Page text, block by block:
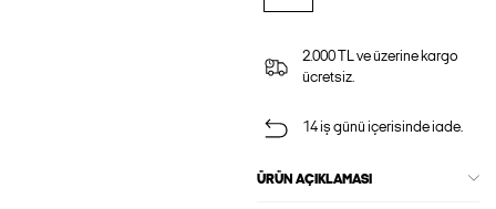
2.000 TL ve üzerine kargo
ücretsiz.
14 iş günü içerisinde iade.
ÜRÜN AÇIKLAMASI